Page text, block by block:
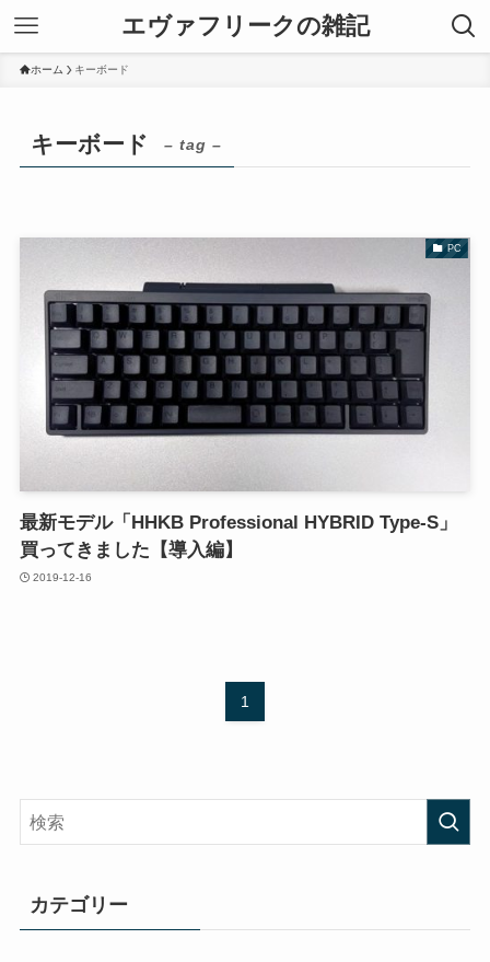
エヴァフリークの雑記
ホーム キーボード
キーボード – tag –
PC
最新モデル「HHKB Professional HYBRID Type-S」
買ってきました【導入編】
2019-12-16
1
カテゴリー